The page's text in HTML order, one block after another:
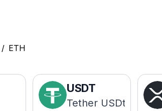
/ ETH
USDT
Tether USDt